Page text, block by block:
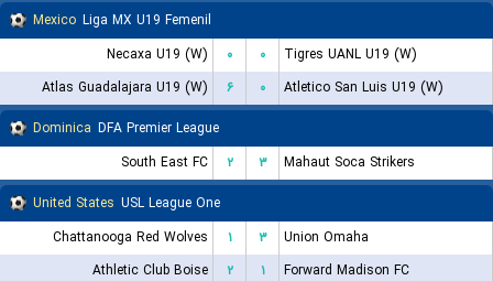
Mexico Liga MX U19 Femenil
Necaxa U19 (W)
۰ ۰
Tigres UANL U19 (W)
Atlas Guadalajara U19 (W)
۶ ۰
Atletico San Luis U19 (W)
Dominica DFA Premier League
South East FC
۲ ۳
Mahaut Soca Strikers
United States USL League One
Chattanooga Red Wolves
۱ ۳
Union Omaha
Athletic Club Boise
۲ ۱
Forward Madison FC